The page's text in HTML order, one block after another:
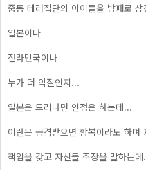
중동 테러집단의 아이들을 방패로
일본이나
전라민국이나
누가 더 악질인지...
일본은 드러나면 인정은 하는데...
이란은 공격받으면 항복이라도 하며
책임을 갖고 자신들 주장을 말하는데